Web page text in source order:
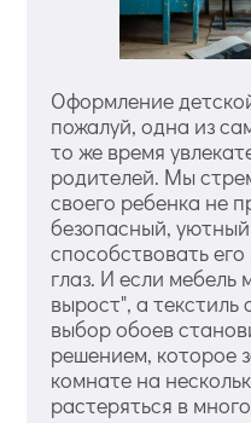
Оформление
пожалуй, одна из
то же время
родителей. Мы
своего ребенка не
безопасный,
способствовать
глаз. И если
вырост", а
выбор обоев
решением, которое
комнате на
растеряться в